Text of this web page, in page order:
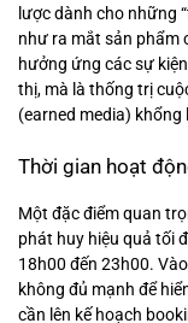
lược dành cho những
như ra mắt sản phẩm
hưởng ứng các sự
thị, mà là thống trị
(earned media)
Thời gian hoạt
Một đặc điểm quan
phát huy hiệu quả tối
18h00 đến 23h00.
không đủ mạnh để
cần lên kế hoạch